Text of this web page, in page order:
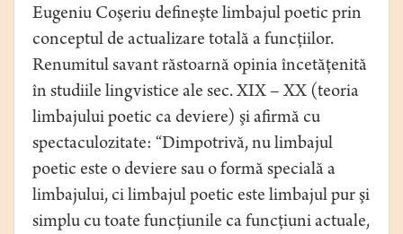
Eugeniu Coşeriu defineşte limbajul poetic prin
conceptul de actualizare totală a funcţiilor.
Renumitul savant răstoarnă opinia încetăţenită
în studiile lingvistice ale sec. XIX – XX (teoria
limbajului poetic ca deviere) şi afirmă cu
spectaculozitate: “Dimpotrivă, nu limbajul
poetic este o deviere sau o formă specială a
limbajului, ci limbajul poetic este limbajul pur şi
simplu cu toate funcţiunile ca funcţiuni actuale,